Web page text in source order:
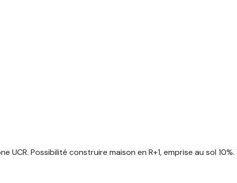
UCR. Possibilité construire maison en R+1, emprise au sol